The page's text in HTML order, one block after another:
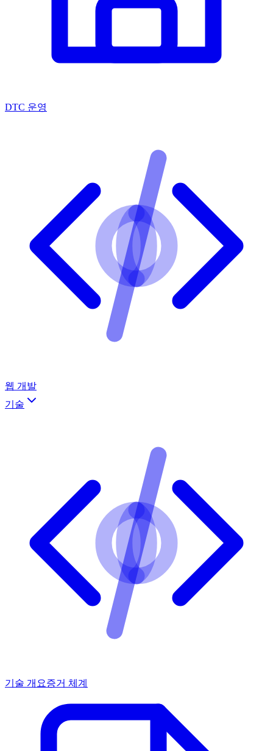
DTC 운영
웹 개발
기술
기술 개요증거 체계